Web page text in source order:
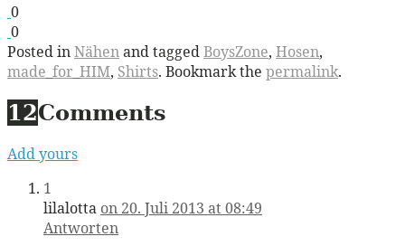
0
0
Posted inNähenand taggedBoysZone, Hosen,
made_for_HIM, Shirts. Bookmark the permalink.
12Comments
Add yours
1
lilalotta on 20. Juli 2013 at 08:49
Antworten